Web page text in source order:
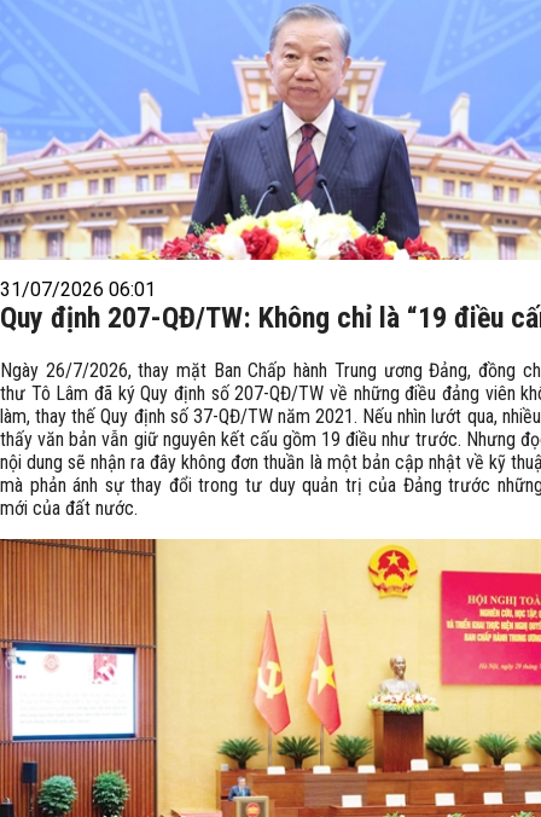
31/07/2026 06:01
Quy định 207-QĐ/TW: Không chỉ là “19 điều
Ngày 26/7/2026, thay mặt Ban Chấp hành Trung ương Đảng, đồng
thư Tô Lâm đã ký Quy định số 207-QĐ/TW về những điều đảng viên
làm, thay thế Quy định số 37-QĐ/TW năm 2021. Nếu nhìn lướt qua,
thấy văn bản vẫn giữ nguyên kết cấu gồm 19 điều như trước. Nhưng
nội dung sẽ nhận ra đây không đơn thuần là một bản cập nhật về kỹ
mà phản ánh sự thay đổi trong tư duy quản trị của Đảng trước
mới của đất nước.